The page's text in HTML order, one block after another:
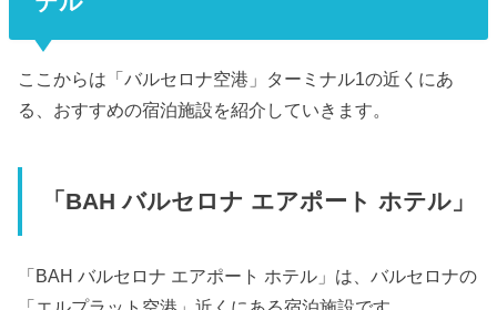
ここからは「バルセロナ空港」ターミナル1の近くにあ
る、おすすめの宿泊施設を紹介していきます。
「BAH バルセロナ エアポート ホテル」
「BAH バルセロナ エアポート ホテル」は、バルセロナの